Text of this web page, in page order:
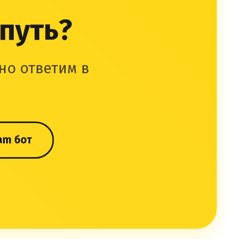
ответим в
бот